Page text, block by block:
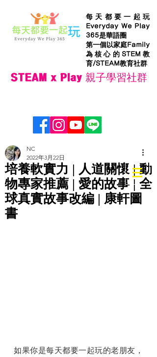
每天都要一起玩
Everyday We Play
365是華語圈
第一個以家庭Family
為核心的STEM教
育/STEAM教育社群
STEAM x Play 親子學習社群
培養軟實力 | 人道關懷 | 動
物專家推薦 | 愛的故事 | 全
球真實故事改編 | 康軒圖
書
NC
2022年3月22日
如果你是每天都要一起玩的老朋友，